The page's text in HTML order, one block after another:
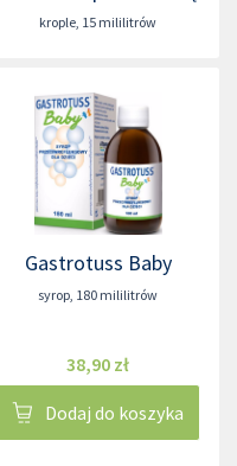
krople, 15 mililitrów
Gastrotuss Baby
syrop, 180 mililitrów
38,90 zł
Dodaj do koszyka